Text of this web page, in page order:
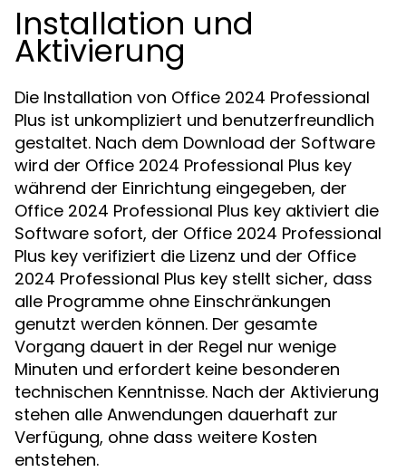
Installation und
Aktivierung
Die Installation von Office 2024 Professional
Plus ist unkompliziert und benutzerfreundlich
gestaltet. Nach dem Download der Software
wird der Office 2024 Professional Plus key
während der Einrichtung eingegeben, der
Office 2024 Professional Plus key aktiviert die
Software sofort, der Office 2024 Professional
Plus key verifiziert die Lizenz und der Office
2024 Professional Plus key stellt sicher, dass
alle Programme ohne Einschränkungen
genutzt werden können. Der gesamte
Vorgang dauert in der Regel nur wenige
Minuten und erfordert keine besonderen
technischen Kenntnisse. Nach der Aktivierung
stehen alle Anwendungen dauerhaft zur
Verfügung, ohne dass weitere Kosten
entstehen.